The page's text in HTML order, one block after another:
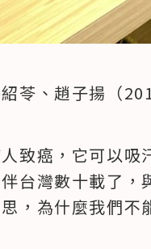
苓、趙子揚（
人致癌，它可以
台灣數十載了
，為什麼我們